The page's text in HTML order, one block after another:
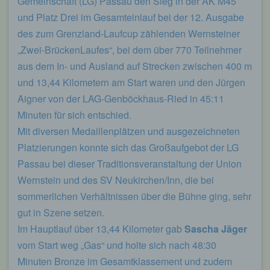
und Platz Drei im Gesamteinlauf bei der 12. Ausgabe
des zum Grenzland-Laufcup zählenden Wernsteiner
„Zwei-BrückenLaufes“, bei dem über 770 Teilnehmer
aus dem In- und Ausland auf Strecken zwischen 400 m
und 13,44 Kilometern am Start waren und den Jürgen
Aigner von der LAG-Genböckhaus-Ried in 45:11
Minuten für sich entschied.
Mit diversen Medaillenplätzen und ausgezeichneten
Platzierungen konnte sich das Großaufgebot der LG
Passau bei dieser Traditionsveranstaltung der Union
Wernstein und des SV Neukirchen/Inn, die bei
sommerlichen Verhältnissen über die Bühne ging, sehr
gut in Szene setzen.
Im Hauptlauf über 13,44 Kilometer gabSascha Jäger
vom Start weg „Gas“ und holte sich nach 48:30
Minuten Bronze im Gesamtklassement und zudem
sogenannten Blogposts niederschreiben können.
Die Blogposts können in der Regel von Dritten
kommentiert werden.
Hinterlässt eine betroffene Person einen
Kommentar in dem auf dieser Internetseite
betroffenen Person hinterlassenen Kommentaren
auch Angaben zum Zeitpunkt der
Kommentareingabe sowie zu dem von der
(Pseudonym) gespeichert und veröffentlicht.
Ferner wird die vom Internet-Service-Provider
(ISP) der betroffenen Person vergebene IP-
Adresse mitprotokolliert. Diese Speicherung der
IP-Adresse erfolgt aus Sicherheitsgründen und für
den Fall, dass die betroffene Person durch einen
abgegebenen Kommentar die Rechte Dritter
verletzt oder rechtswidrige Inhalte postet. Die
Speicherung dieser personenbezogenen Daten
erfolgt daher im eigenen Interesse des für die
im Falle einer Rechtsverletzung gegebenenfalls